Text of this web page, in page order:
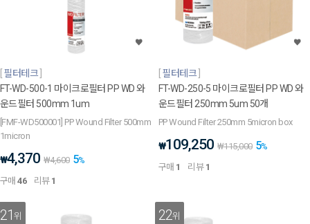
필터테크
FT-WD-500-1 마이크로필터 PP WD 와
운드필터 500mm 1um
[FMF-WD500001] PP Wound Filter 500mm
1micron
₩4,370 ₩4,600 5%
구매46 리뷰 1
필터테크
FT-WD-250-5 마이크로필터 PP WD 와
운드필터 250mm 5um 50개
PP Wound Filter 250mm 5micron box
₩109,250 ₩115,000 5%
구매 1 리뷰 1
21위 22위